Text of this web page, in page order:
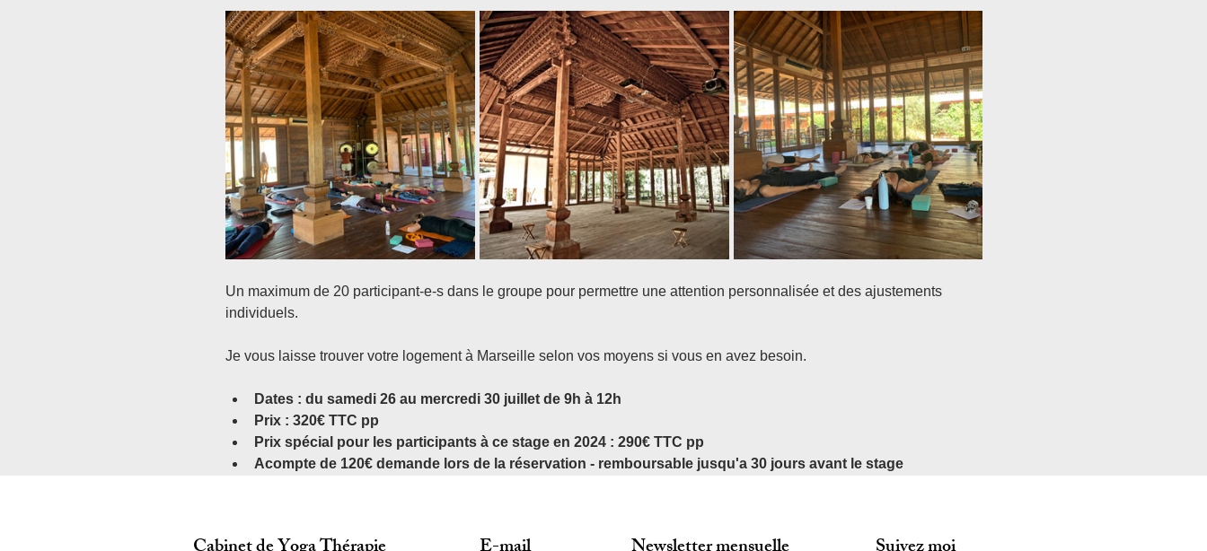
Un maximum de 20 participant-e-s dans le groupe pour permettre une attention personnalisée et des ajustements
individuels.
Je vous laisse trouver votre logement à Marseille selon vos moyens si vous en avez besoin.
Dates : du samedi 26 au mercredi 30 juillet de 9h à 12h
Prix : 320€ TTC pp
Prix spécial pour les participants à ce stage en 2024 : 290€ TTC pp
Acompte de 120€ demande lors de la réservation - remboursable jusqu'a 30 jours avant le stage